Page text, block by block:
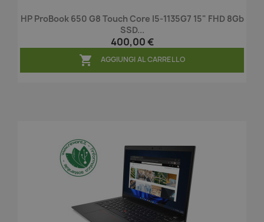
HP ProBook 650 G8 Touch Core I5-1135G7 15" FHD 8Gb
SSD...
400,00 €
 AGGIUNGI AL CARRELLO